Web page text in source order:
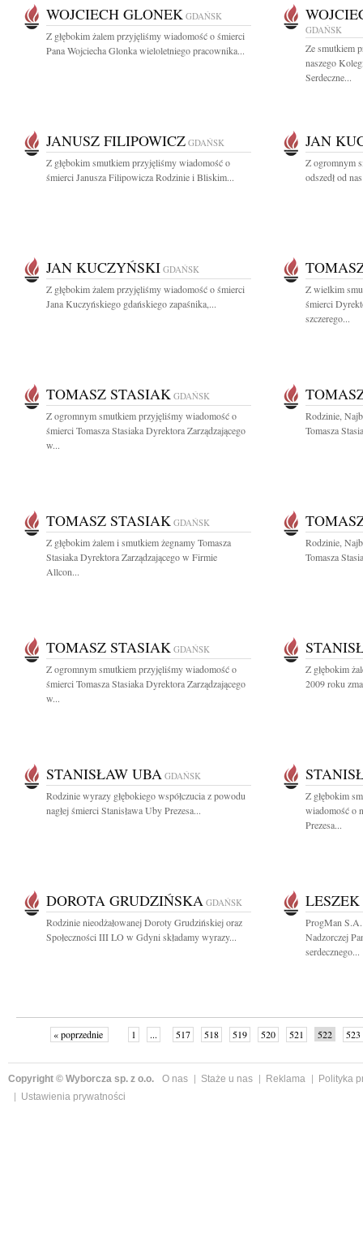
WOJCIECH GLONEK GDAŃSK
Z głębokim żalem przyjęliśmy wiadomość o śmierci
Pana Wojciecha Glonka wieloletniego pracownika...
GDAŃSK
Ze smutkiem
naszego
Serdeczne...
JANUSZ FILIPOWICZ GDAŃSK
Z głębokim smutkiem przyjęliśmy wiadomość o
śmierci Janusza Filipowicza Rodzinie i Bliskim...
JAN
Z ogromnym
odszedł od
JAN KUCZYŃSKI GDAŃSK
Z głębokim żalem przyjęliśmy wiadomość o śmierci
Jana Kuczyńskiego gdańskiego zapaśnika,...
Z wielkim
śmierci
szczerego...
TOMASZ STASIAK GDAŃSK
Z ogromnym smutkiem przyjęliśmy wiadomość o
śmierci Tomasza Stasiaka Dyrektora Zarządzającego
w...
Rodzinie,
Tomasza
TOMASZ STASIAK GDAŃSK
Z głębokim żalem i smutkiem żegnamy Tomasza
Stasiaka Dyrektora Zarządzającego w Firmie
Allcon...
Rodzinie,
Tomasza
TOMASZ STASIAK GDAŃSK
Z ogromnym smutkiem przyjęliśmy wiadomość o
śmierci Tomasza Stasiaka Dyrektora Zarządzającego
w...
Z głębokim
2009 roku
STANISŁAW UBA GDAŃSK
Rodzinie wyrazy głębokiego współczucia z powodu
nagłej śmierci Stanisława Uby Prezesa...
Z głębokim
wiadomość o
Prezesa...
DOROTA GRUDZIŃSKA GDAŃSK
Rodzinie nieodżałowanej Doroty Grudzińskiej oraz
Społeczności III LO w Gdyni składamy wyrazy...
ProgMan S.A.
Nadzorczej
serdecznego...
« poprzednie 1 ... 517 518 519 520 521 522 523
Copyright © Wyborcza sp. z o.o. O nas Staże u nas Reklama
Polityka
Ustawienia prywatności